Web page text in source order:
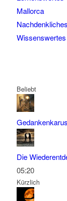
Mallorca
Nachdenkliches
Wissenswertes
Beliebt
Die
05:20
Kürzlich